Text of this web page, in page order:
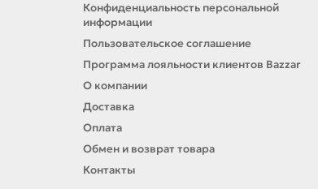
Конфиденциальность персональной
информации
Пользовательское соглашение
Программа лояльности клиентов Bazzar
О компании
Доставка
Оплата
Обмен и возврат товара
Контакты